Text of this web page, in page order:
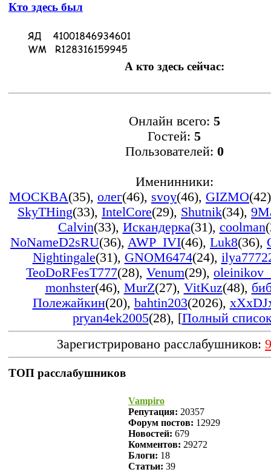
Кто здесь был
А кто здесь сейчас:
Онлайн всего: 5
Гостей: 5
Пользователей: 0
Именинники:
MOCKBA(35), олег(46), svoy(46), GIZMO(42)
SkyTHing(33), IntelCore(29), Shutnik(34),
Calvin(33), Искандерка(31), coolman
NoNameD2sRU(36), AWP_IVI(46), Luk8(36),
Nightingale(31), GNOM6474(24),
TeoDoRFesT777(28), Venum(29),
monhster(46), MurZ(27), VitKuz(48),
Полежайкин(20), bahtin203(2026),
pryan4ek2005(28), [Полный
Зарегистрировано расслабушников:
ТОП расслабушников
Vampiro
Репутация: 20357
Форум постов: 12929
Новостей: 679
Комментов: 29272
Блоги: 18
Статьи: 39